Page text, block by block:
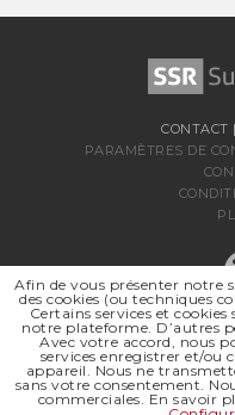
CONTACT |
PARAMÈTRES DE
SSR
SOCIÉTÉ
Afin de vous présenter notre
des cookies (ou techniques
Certains services et
notre plateforme. D’autres
Avec votre accord, nous
services enregistrer et/ou
appareil. Nous ne
sans votre consentement.
commerciales. En savoir